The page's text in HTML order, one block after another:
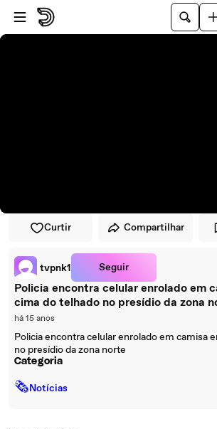
Pular para o player
Ir para o conteúdo principal
Curtir Compartilhar
tvpnk1 Seguir
Policia encontra celular enrolado em
cima do telhado no presídio da zona
há 15 anos
Policia encontra celular enrolado em camisa
no presídio da zona norte
Categoria
🗞Notícias